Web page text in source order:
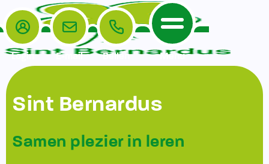
Home
De School
Veiligheidsplan
Het Team
Ouders
TussenSchoolse Opvang (TSO)
Login E-mail Bellen Menu
Sint Bernardus
Samen plezier in leren